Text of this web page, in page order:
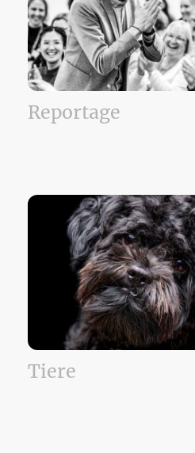
Reportage
Tiere